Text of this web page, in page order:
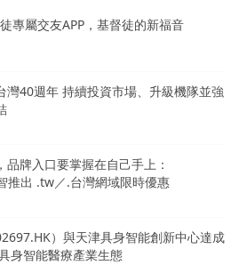
專屬交友APP，基督徒的新福音
灣40週年 持續投資市場、升級機隊並強
品牌入口要掌握在自己手上：
推出 .tw／.台灣網域限時優惠
）與天津具身智能創新中心達成
身智能醫療產業生態